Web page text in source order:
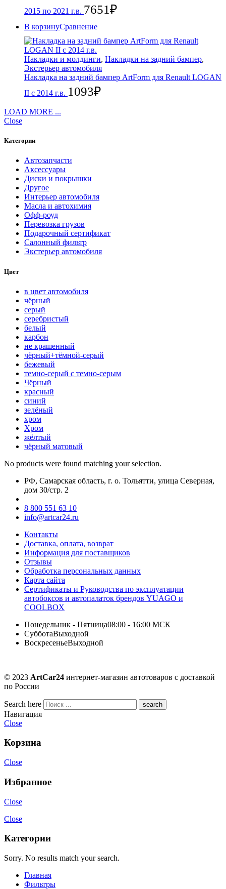
2015 по 2021 г.в. 7651₽
В корзинуСравнение
Накладки и молдинги, Накладки на задний бампер,
Экстерьер автомобиля
Накладка на задний бампер ArtForm для Renault LOGAN
II с 2014 г.в. 1093₽
LOAD MORE ...
Close
Категории
Автозапчасти
Аксессуары
Диски и покрышки
Другое
Интерьер автомобиля
Масла и автохимия
Офф-роуд
Перевозка грузов
Подарочный сертификат
Салонный фильтр
Экстерьер автомобиля
Цвет
в цвет автомобиля
чёрный
серый
серебристый
белый
карбон
нe кpaшeнный
чёрный+тёмной-серый
бежевый
темно-серый с темно-серым
Чёрный
красный
синий
зелёный
хром
Хром
жёлтый
чёрный матовый
No products were found matching your selection.
РФ, Самарская область, г. о. Тольятти, улица Северная,
дом 30/стр. 2
8 800 551 63 10
info@artcar24.ru
Контакты
Доставка, оплата, возврат
Информация для поставщиков
Отзывы
Обработка персональных данных
Карта сайта
Сертификаты и Руководства по эксплуатации
автобоксов и автопалаток брендов YUAGO и
COOLBOX
Понедельник - Пятница08:00 - 16:00 МСК
СубботаВыходной
ВоскресеньеВыходной
© 2023 ArtCar24 интернет-магазин автотоваров с доставкой
по России
Search here
Навигация
Close
Корзина
Close
Избранное
Close
Close
Категории
Sorry. No results match your search.
Главная
Фильтры